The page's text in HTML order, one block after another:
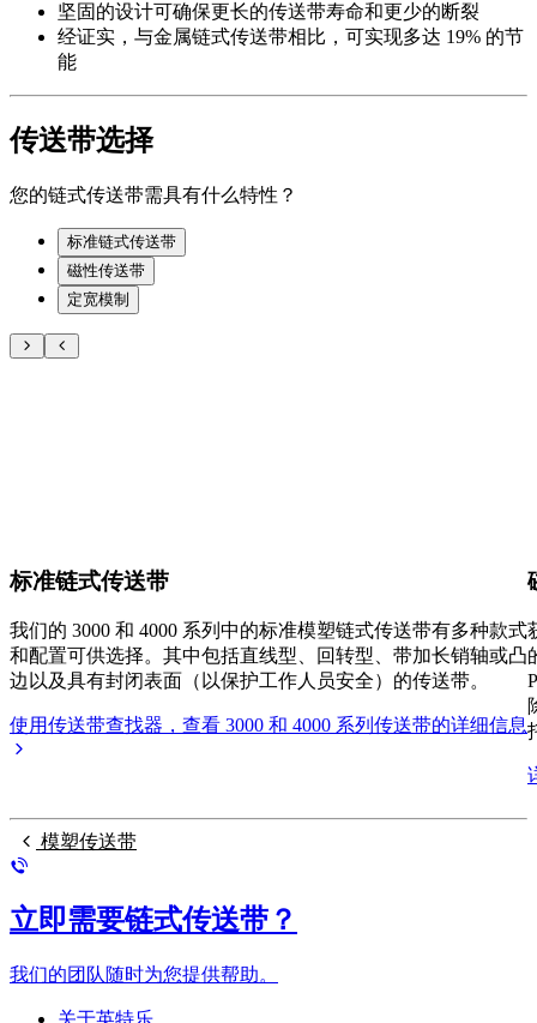
坚固的设计可确保更长的传送带寿命和更少的断裂
经证实，与金属链式传送带相比，可实现多达 19% 的节
能
传送带选择
您的链式传送带需具有什么特性？
标准链式传送带
磁性传送带
定宽模制
标准链式传送带
我们的 3000 和 4000 系列中的标准模塑链式传送带有多种款式
和配置可供选择。其中包括直线型、回转型、带加长销轴或凸
边以及具有封闭表面（以保护工作人员安全）的传送带。
使用传送带查找器，查看 3000 和 4000 系列传送带的详细信息
模塑传送带
立即需要链式传送带？
我们的团队随时为您提供帮助。